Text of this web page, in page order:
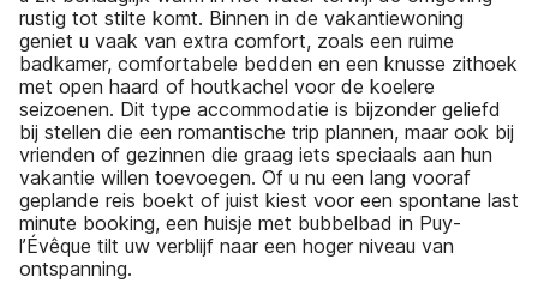
rustig tot stilte komt. Binnen in de vakantiewoning
geniet u vaak van extra comfort, zoals een ruime
badkamer, comfortabele bedden en een knusse zithoek
met open haard of houtkachel voor de koelere
seizoenen. Dit type accommodatie is bijzonder geliefd
bij stellen die een romantische trip plannen, maar ook bij
vrienden of gezinnen die graag iets speciaals aan hun
vakantie willen toevoegen. Of u nu een lang vooraf
geplande reis boekt of juist kiest voor een spontane last
minute booking, een huisje met bubbelbad in Puy-
l’Évêque tilt uw verblijf naar een hoger niveau van
ontspanning.